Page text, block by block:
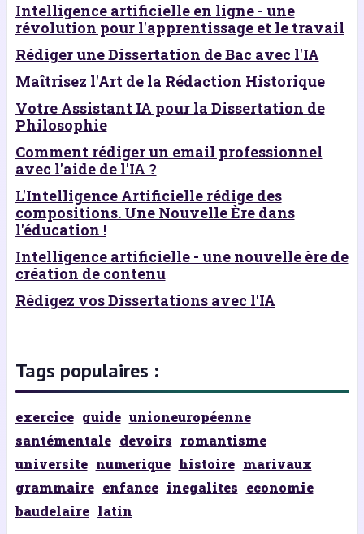
Intelligence artificielle en ligne - une
révolution pour l'apprentissage et le travail
Rédiger une Dissertation de Bac avec l'IA
Maîtrisez l'Art de la Rédaction Historique
Votre Assistant IA pour la Dissertation de
Philosophie
Comment rédiger un email professionnel
avec l'aide de l'IA ?
L'Intelligence Artificielle rédige des
compositions. Une Nouvelle Ère dans
l'éducation !
Intelligence artificielle - une nouvelle ère de
création de contenu
Rédigez vos Dissertations avec l'IA
Tags populaires :
exercice guide unioneuropéenne
santémentale devoirs romantisme
universite numerique histoire marivaux
grammaire enfance inegalites economie
baudelaire latin